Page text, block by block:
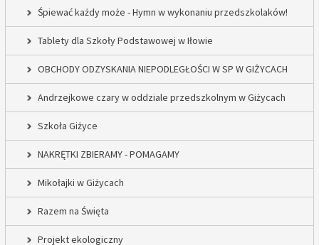
Śpiewać każdy może - Hymn w wykonaniu przedszkolaków!
Tablety dla Szkoły Podstawowej w Iłowie
OBCHODY ODZYSKANIA NIEPODLEGŁOŚCI W SP W GIŻYCACH
Andrzejkowe czary w oddziale przedszkolnym w Giżycach
Szkoła Giżyce
NAKRĘTKI ZBIERAMY - POMAGAMY
Mikołajki w Giżycach
Razem na Święta
Projekt ekologiczny